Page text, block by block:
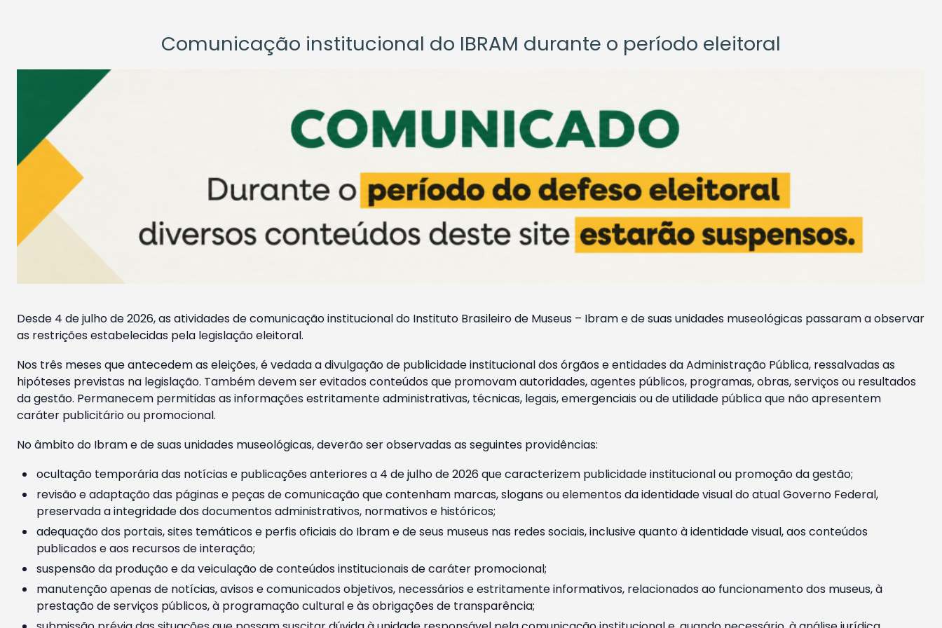
Comunicação institucional do IBRAM durante o período eleitoral
Desde 4 de julho de 2026, as atividades de comunicação institucional do Instituto Brasileiro de Museus – Ibram e de suas unidades museológicas passaram a observar
as restrições estabelecidas pela legislação eleitoral.
Nos três meses que antecedem as eleições, é vedada a divulgação de publicidade institucional dos órgãos e entidades da Administração Pública, ressalvadas as
hipóteses previstas na legislação. Também devem ser evitados conteúdos que promovam autoridades, agentes públicos, programas, obras, serviços ou resultados
da gestão. Permanecem permitidas as informações estritamente administrativas, técnicas, legais, emergenciais ou de utilidade pública que não apresentem
caráter publicitário ou promocional.
No âmbito do Ibram e de suas unidades museológicas, deverão ser observadas as seguintes providências:
ocultação temporária das notícias e publicações anteriores a 4 de julho de 2026 que caracterizem publicidade institucional ou promoção da gestão;
revisão e adaptação das páginas e peças de comunicação que contenham marcas, slogans ou elementos da identidade visual do atual Governo Federal,
preservada a integridade dos documentos administrativos, normativos e históricos;
adequação dos portais, sites temáticos e perfis oficiais do Ibram e de seus museus nas redes sociais, inclusive quanto à identidade visual, aos conteúdos
publicados e aos recursos de interação;
suspensão da produção e da veiculação de conteúdos institucionais de caráter promocional;
manutenção apenas de notícias, avisos e comunicados objetivos, necessários e estritamente informativos, relacionados ao funcionamento dos museus, à
prestação de serviços públicos, à programação cultural e às obrigações de transparência;